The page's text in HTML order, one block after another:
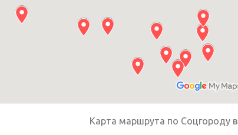
Карта маршрута по Соцгороду